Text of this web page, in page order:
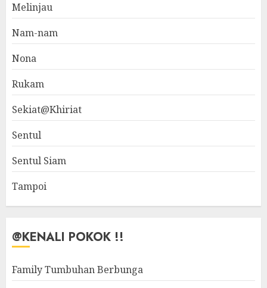
Melinjau
Nam-nam
Nona
Rukam
Sekiat@Khiriat
Sentul
Sentul Siam
Tampoi
@KENALI POKOK !!
Family Tumbuhan Berbunga